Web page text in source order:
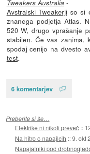
Tweakers Australia -
Avstralski Tweakerjiso si
znanega podjetja Atlas.
520 W, drugo vprašanje
stabilen. Če vas zanima,
spodaj cenijo na dvesto
test.
6 komentarjev
Preberite si še…
Elektrike ni nikoli preveč ::
Na hitro o napajlcih ::9. okt
Napajalniki pod